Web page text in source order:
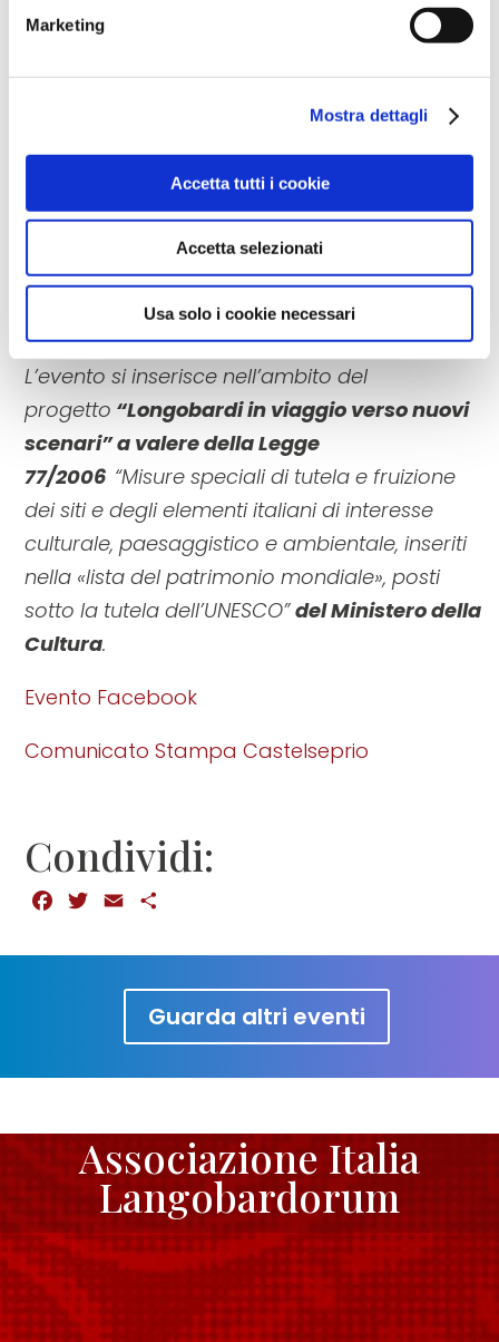
Marketing
Mostra dettagli
Accetta tutti i cookie
Accetta selezionati
Usa solo i cookie necessari
ruolo fantasy più conosciuto al mondo, che
Italia
Langobardorumin collaborazione con
Gummy Industriesed è stata ideata e
scritta da Emilio Palmerini e Giada
Taribelli, con un antefatto a fumetti
sceneggiato e illustrato da Francesco
Mazziotta delcollettivo “Non Dire Draghi”
L’evento si inserisce nell’ambito del
progetto “Longobardi in viaggio verso nuovi
scenari” a valere della Legge
77/2006 “Misure speciali di tutela e fruizione
dei siti e degli elementi italiani di interesse
culturale, paesaggistico e ambientale, inseriti
nella «lista del patrimonio mondiale», posti
sotto la tutela dell’UNESCO”del Ministero della
Cultura.
Evento Facebook
Comunicato Stampa Castelseprio
Condividi:
Facebook
Twitter
Email
Guarda altri eventi
Associazione Italia
Langobardorum